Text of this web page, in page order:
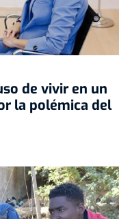
de vivir en un
la polémica del